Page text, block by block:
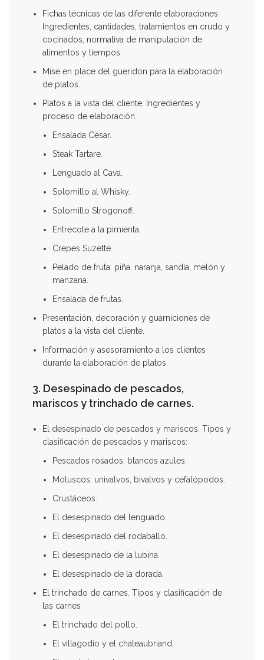
Fichas técnicas de las diferente elaboraciones:
Ingredientes, cantidades, tratamientos en crudo y
cocinados, normativa de manipulación de
alimentos y tiempos.
Mise en place del gueridon para la elaboración
de platos.
Platos a la vista del cliente: Ingredientes y
proceso de elaboración.
Ensalada César.
Steak Tartare.
Lenguado al Cava.
Solomillo al Whisky.
Solomillo Strogonoff.
Entrecote a la pimienta.
Crepes Suzette.
Pelado de fruta: piña, naranja, sandía, melón y
manzana.
Ensalada de frutas.
Presentación, decoración y guarniciones de
platos a la vista del cliente.
Información y asesoramiento a los clientes
durante la elaboración de platos.
3. Desespinado de pescados,
mariscos y trinchado de carnes.
El desespinado de pescados y mariscos. Tipos y
clasificación de pescados y mariscos:
Pescados rosados, blancos azules.
Moluscos: univalvos, bivalvos y cefalópodos.
Crustáceos.
El desespinado del lenguado.
El desespinado del rodaballo.
El desespinado de la lubina.
El desespinado de la dorada.
El trinchado de carnes. Tipos y clasificación de
las carnes
El trinchado del pollo.
El villagodio y el chateaubriand.